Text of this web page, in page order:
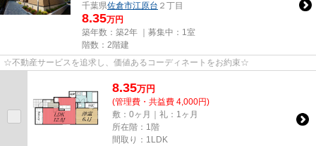
千葉県佐倉市江原台 ２丁目
8.35万円
築年数：築2年 ｜募集中： 1室
階数：2階建
☆不動産サービスを追求し、価値あるコーディネートをお約束☆
8.35万円
(管理費・共益費 4,000円)
敷：0ヶ月｜礼：1ヶ月
所在階：1階
間取り：1LDK